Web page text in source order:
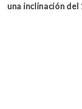
una inclinación del